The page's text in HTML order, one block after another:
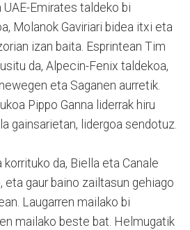
Emirates taldeko bi
Molanok Gaviriari bidea itxi eta
izan baita. Esprintean Tim
da, Alpecin-Fenix taldekoa,
eta Saganen aurretik.
Pippo Ganna liderrak hiru
gainsarietan, lidergoa sendotuz.
korrituko da, Biella eta Canale
eta gaur baino zailtasun gehiago
Laugarren mailako bi
mailako beste bat. Helmugatik